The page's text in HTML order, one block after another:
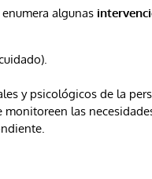
algunas
y psicológicos de la
monitoreen las